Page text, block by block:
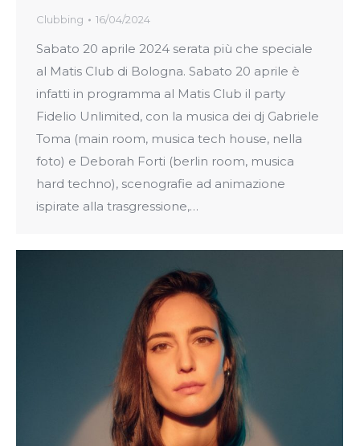
Clubbing 16/04/2024
Sabato 20 aprile 2024 serata più che speciale
al Matis Club di Bologna. Sabato 20 aprile è
infatti in programma al Matis Club il party
Fidelio Unlimited, con la musica dei dj Gabriele
Toma (main room, musica tech house, nella
foto) e Deborah Forti (berlin room, musica
hard techno), scenografie ad animazione
ispirate alla trasgressione,…